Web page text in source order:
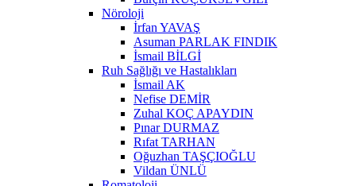
Nöroloji
İrfan YAVAŞ
Asuman PARLAK FINDIK
İsmail BİLGİ
Ruh Sağlığı ve Hastalıkları
İsmail AK
Nefise DEMİR
Zuhal KOÇ APAYDIN
Pınar DURMAZ
Rıfat TARHAN
Oğuzhan TAŞÇIOĞLU
Vildan ÜNLÜ